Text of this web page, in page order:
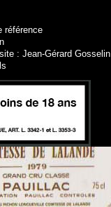
référence
: Jean-Gérard Gosselin